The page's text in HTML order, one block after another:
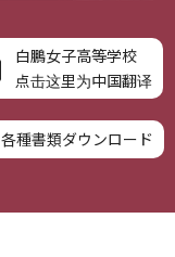
白鵬女子高等学校
点击这里为中国翻译
各種書類ダウンロード